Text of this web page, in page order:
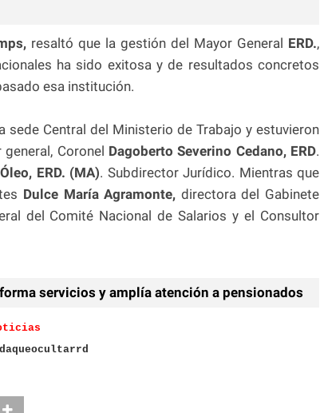
resaltó que la gestión del Mayor General ERD.,
ha sido exitosa y de resultados concretos
esa institución.
Central del Ministerio de Trabajo y estuvieron
Coronel Dagoberto Severino Cedano, ERD.
ERD. (MA). Subdirector Jurídico. Mientras que
Dulce María Agramonte, directora del Gabinete
del Comité Nacional de Salarios y el Consultor
servicios y amplía atención a pensionados